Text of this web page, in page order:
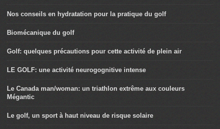
Nos conseils en hydratation pour la pratique du golf
Biomécanique du golf
Golf: quelques précautions pour cette activité de plein air
LE GOLF: une activité neurogognitive intense
Le Canada man/woman: un triathlon extrême aux couleurs
Mégantic
Le golf, un sport à haut niveau de risque solaire